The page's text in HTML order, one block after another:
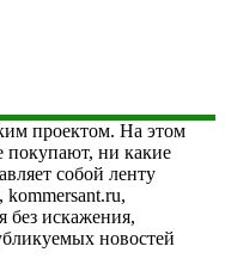
проектом. На этом
покупают, ни какие
собой ленту
kommersant.ru,
без искажения,
новостей